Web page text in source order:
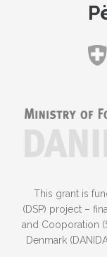
This grant is
(DSP) project –
and Cooporation
Denmark